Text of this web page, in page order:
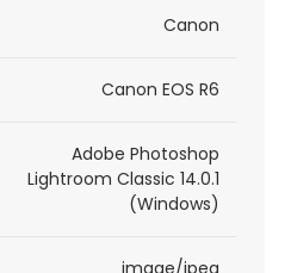
Canon
Canon EOS R6
Adobe Photoshop
Lightroom Classic 14.0.1
(Windows)